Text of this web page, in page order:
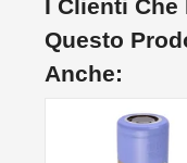
I Clienti
Questo
Anche:
NON DISPONIBILE